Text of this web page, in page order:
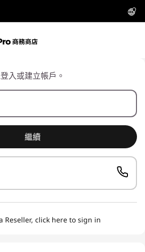
入或建立帳戶。
繼續
Reseller, click here to sign in